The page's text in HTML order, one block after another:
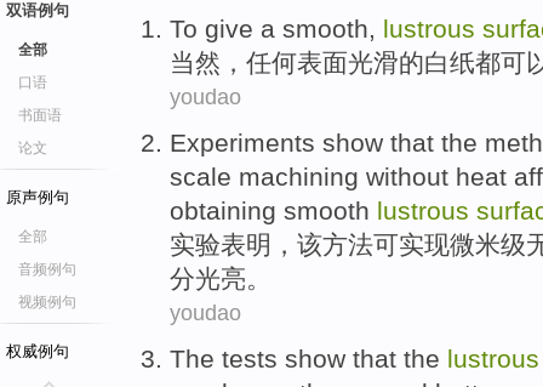
双语例句
全部
口语
书面语
论文
原声例句
全部
音频例句
视频例句
权威例句
To give a smooth, lustrous
当然，任何表面光滑的白纸都可
youdao
Experiments show that the
scale machining without heat
obtaining smooth lustrous
实验表明 ， 该方法可实现微米级
分光亮。
youdao
The tests show that the lustrous